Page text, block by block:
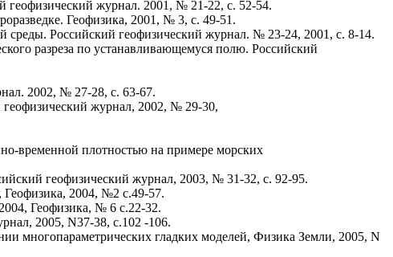
журнал. 2001, № 21-22, c. 52-54.
Геофизика, 2001, № 3, c. 49-51.
среды. Российский геофизический журнал. № 23-24, 2001, c. 8-14.
разреза по устанавливающемуся полю. Российский
2002, № 27-28, c. 63-67.
журнал, 2002, № 29-30,
временной плотностью на примере морских
геофизический журнал, 2003, № 31-32, c. 92-95.
2004, №2 c.49-57.
Геофизика, № 6 c.22-32.
2005, N37-38, c.102 -106.
многопараметрических гладких моделей, Физика Земли, 2005, N